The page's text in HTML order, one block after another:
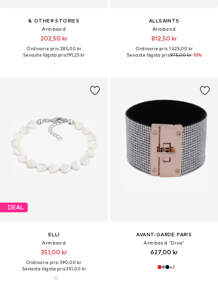
& OTHER STORIES
Armband
202,50 kr
Ordinarie pris: 285,00 kr
Senaste lägsta pris:191,25 kr
ALLSAINTS
Armband
812,50 kr
Ordinarie pris: 1 625,00 kr
Senaste lägsta pris:975,00 kr-16%
DEAL
ELLI
Armband
351,00 kr
Ordinarie pris: 390,00 kr
Senaste lägsta pris:351,00 kr
AVANT-GARDE PARIS
Armband 'Diva'
627,00 kr
+1